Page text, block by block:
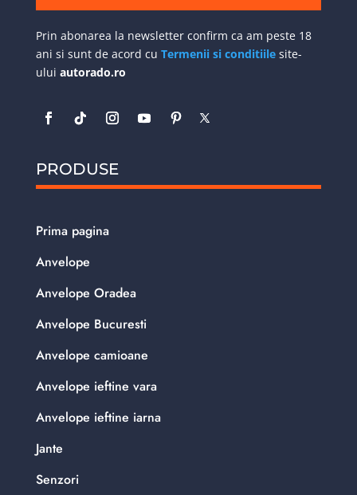
Prin abonarea la newsletter confirm ca am peste 18
ani si sunt de acord cu Termenii si conditiilesite-
ului autorado.ro
PRODUSE
Prima pagina
Anvelope
Anvelope Oradea
Anvelope Bucuresti
Anvelope camioane
Anvelope ieftine vara
Anvelope ieftine iarna
Jante
Senzori